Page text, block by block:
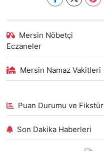
Mersin Nöbetçi
Eczaneler
Mersin Namaz Vakitleri
Puan Durumu ve Fikstür
Son Dakika Haberleri